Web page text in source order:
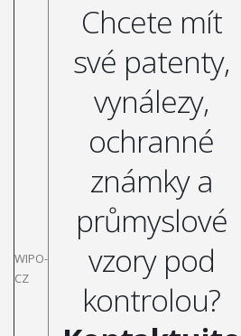
WIPO-
CZ
Chcete mít
své patenty,
vynálezy,
ochranné
známky a
průmyslové
vzory pod
kontrolou?